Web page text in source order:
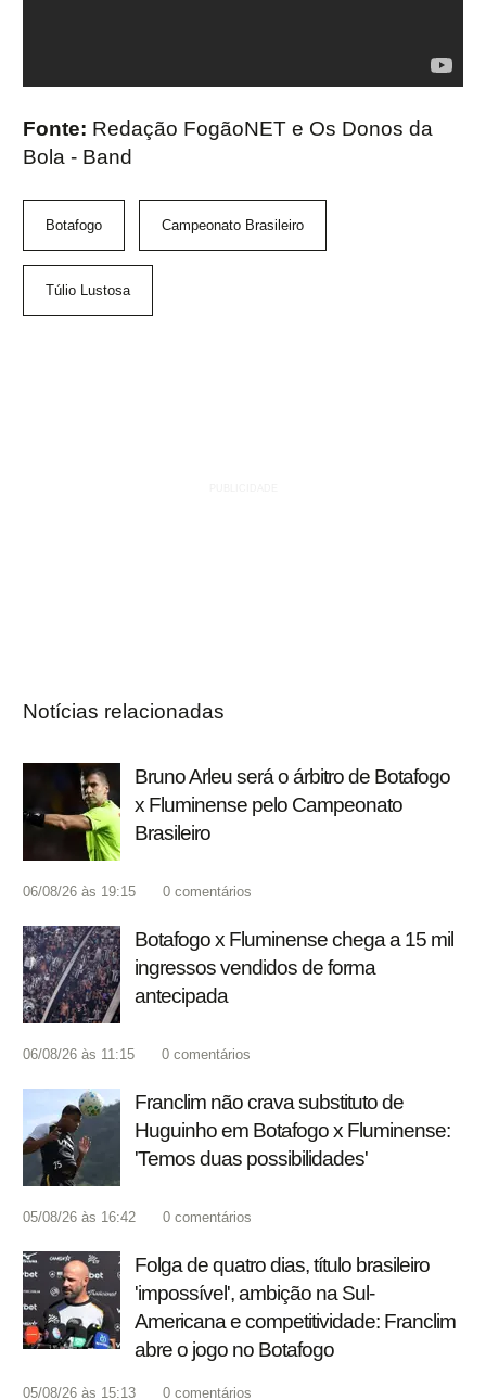
Fonte: Redação FogãoNET e Os Donos da
Bola - Band
Botafogo Campeonato Brasileiro
Túlio Lustosa
Notícias relacionadas
Bruno Arleu será o árbitro de Botafogo
x Fluminense pelo Campeonato
Brasileiro
06/08/26 às 19:15 0 comentários
Botafogo x Fluminense chega a 15 mil
ingressos vendidos de forma
antecipada
06/08/26 às 11:15 0 comentários
Franclim não crava substituto de
Huguinho em Botafogo x Fluminense:
'Temos duas possibilidades'
05/08/26 às 16:42 0 comentários
Folga de quatro dias, título brasileiro
'impossível', ambição na Sul-
Americana e competitividade: Franclim
abre o jogo no Botafogo
05/08/26 às 15:13 0 comentários